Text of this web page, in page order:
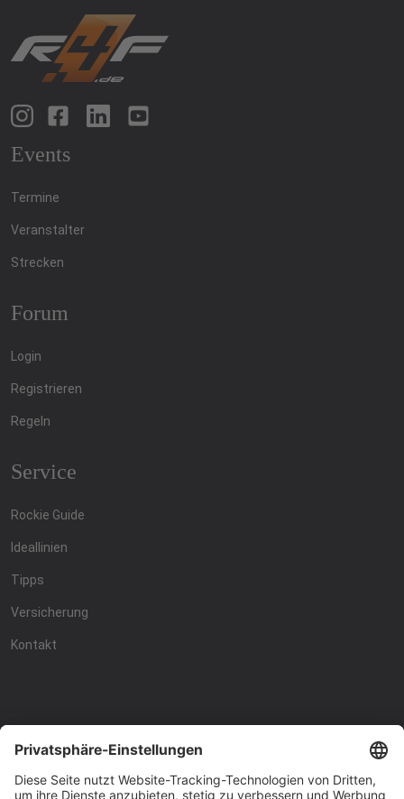
Events
Termine
Veranstalter
Strecken
Forum
Login
Registrieren
Regeln
Service
Rockie Guide
Ideallinien
Tipps
Versicherung
Kontakt